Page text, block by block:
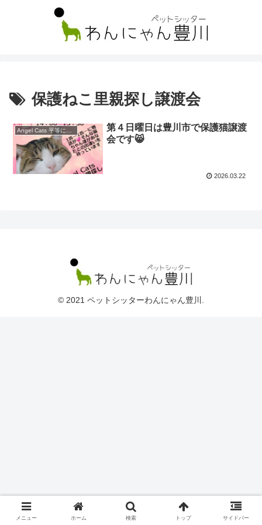
保護ねこ里親探し譲渡会
Angel Cats 平等に幸せになる権利 (angelcats2021)
第４日曜日は豊川市で保護猫譲渡
会です😸
2026.03.22
© 2021 ペットシッターわんにゃん豊川.
メニュー ホーム 検索 トップ サイドバー